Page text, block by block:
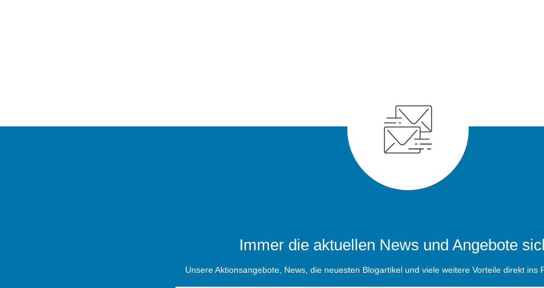
Immer die aktuellen News und Angebote
Unsere Aktionsangebote, News, die neuesten Blogartikel und viele weitere Vorteile direkt ins